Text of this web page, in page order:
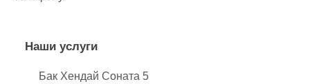
Наши услуги
Бак Хендай Соната 5